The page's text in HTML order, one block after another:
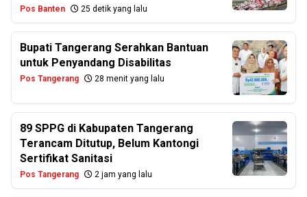
Pos Banten 25 detik yang lalu
Bupati Tangerang Serahkan Bantuan
untuk Penyandang Disabilitas
Pos Tangerang 28 menit yang lalu
89 SPPG di Kabupaten Tangerang
Terancam Ditutup, Belum Kantongi
Sertifikat Sanitasi
Pos Tangerang 2 jam yang lalu